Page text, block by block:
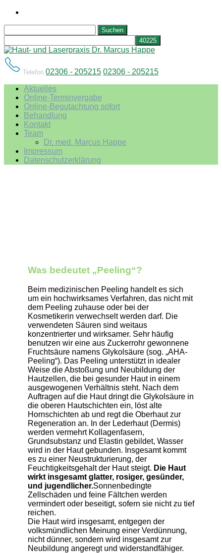
nach:
Telefon 02306 - 205215 02306 - 205215
Aktuelles
Online-Terminvergabe
Online-Begutachtung sofort
Behandlung
Kontakt
Team
Dr. med. Marcus Happe
Impressum
Datenschutzerklärung
Was bedeutet „Peeling“?
Beim medizinischen Peeling handelt es sich
um ein hochwirksames Verfahren, das nicht mit
dem Peeling zuhause oder bei der
Kosmetikerin verwechselt werden darf. Die
verwendeten Säuren sind weitaus
konzentrierter und wirksamer. Sehr häufig
benutzen wir eine aus Zuckerrohr gewonnene
Fruchtsäure namens Glykolsäure (sog. „AHA-
Peeling“). Das Peeling unterstützt in idealer
Weise die Abstoßung und Neubildung der
Hautzellen, die bei gesunder Haut in einem
ausgewogenen Verhältnis steht. Nach dem
Auftragen auf die Haut dringt die Glykolsäure in
die oberen Hautschichten ein, löst alte
Hornschichten ab und regt die Oberhaut zur
Regeneration an. In der Lederhaut (Dermis)
werden vermehrt Kollagenfasern,
Grundsubstanz und Elastin gebildet, Wasser
wird in der Haut gebunden. Insgesamt kommt
es zu einer Neustrukturierung, der
Feuchtigkeitsgehalt der Haut steigt. Die Haut
wirkt insgesamt glatter, rosiger, gesünder,
und jugendlicher.Sonnenbedingte
Zellschäden und feine Fältchen werden
vermindert oder beseitigt, sofern sie nicht zu tief
reichen.
Die Haut wird insgesamt, entgegen der
volksmündlichen Meinung einer Verdünnung,
nicht dünner, sondern wird insgesamt zur
Neubildung angeregt und widerstandfähiger.